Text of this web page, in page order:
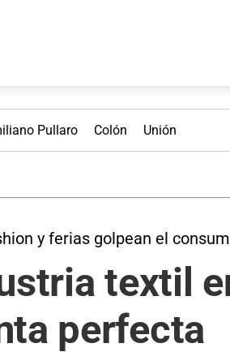
Pullaro Colón Unión
y ferias golpean el
textil
perfecta